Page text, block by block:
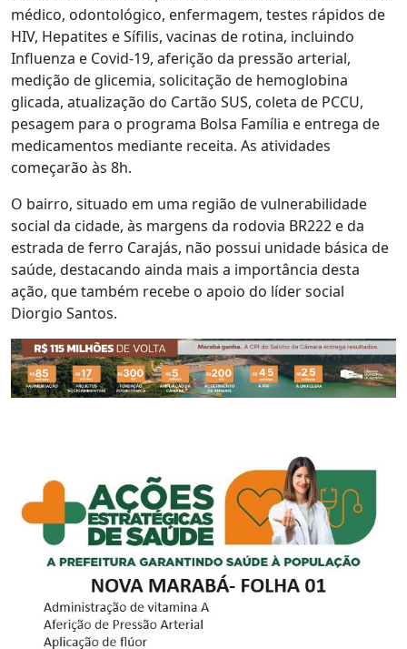
médico, odontológico, enfermagem, testes rápidos de
HIV, Hepatites e Sífilis, vacinas de rotina, incluindo
Influenza e Covid-19, aferição da pressão arterial,
medição de glicemia, solicitação de hemoglobina
glicada, atualização do Cartão SUS, coleta de PCCU,
pesagem para o programa Bolsa Família e entrega de
medicamentos mediante receita. As atividades
começarão às 8h.
O bairro, situado em uma região de vulnerabilidade
social da cidade, às margens da rodovia BR222 e da
estrada de ferro Carajás, não possui unidade básica de
saúde, destacando ainda mais a importância desta
ação, que também recebe o apoio do líder social
Diorgio Santos.